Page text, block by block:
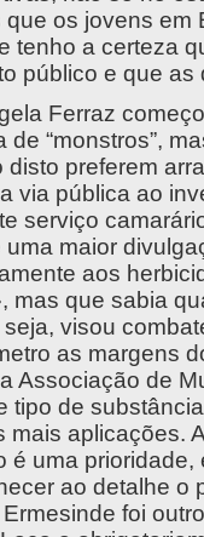
os jovens
tenho a certeza
público e que as
Ferraz
de “monstros”,
preferem
via pública ao
serviço
maior
aos
mas que sabia
visou
as margens
Associação de
tipo de
mais aplicações.
é uma
ao detalhe o
foi